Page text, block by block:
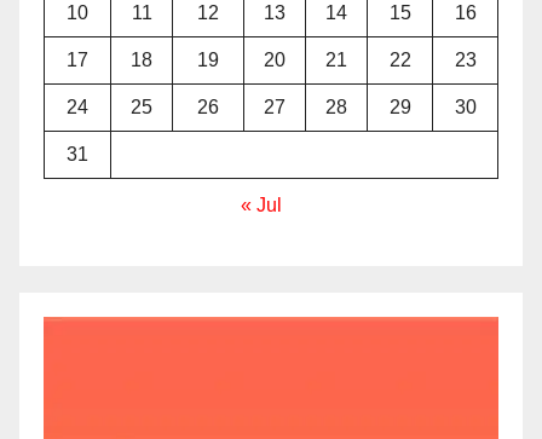
10 11 12 13 14 15 16
17 18 19 20 21 22 23
24 25 26 27 28 29 30
31
« Jul